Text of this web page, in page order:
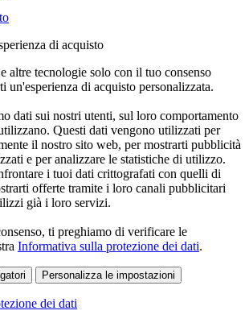
di acquisto
altre tecnologie solo con il tuo consenso
di acquisto personalizzata.
dati sui nostri utenti, sul loro comportamento
Questi dati vengono utilizzati per
il nostro sito web, per mostrarti pubblicità
e per analizzare le statistiche di utilizzo.
i tuoi dati crittografati con quelli di
offerte tramite i loro canali pubblicitari
già i loro servizi.
ti preghiamo di verificare le
Informativa sulla protezione dei dati.
Personalizza le impostazioni
dei dati